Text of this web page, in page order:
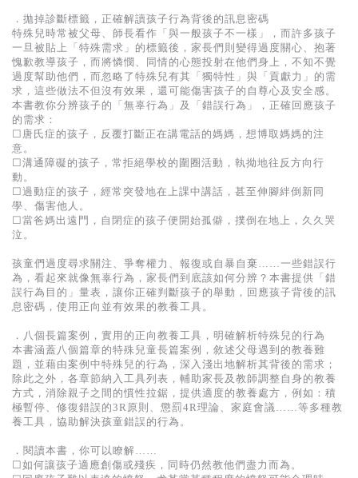
．拋掉診斷標籤，正確解讀孩子行為背後的訊息密碼
特殊兒時常被父母、師長看作「與一般孩子不一樣」，而許多孩子
一旦被貼上「特殊需求」的標籤後，家長們則變得過度關心、抱著
愧歉教導孩子，而將憐憫、同情的心態投射在他們身上，不知不覺
過度幫助他們，而忽略了特殊兒有其「獨特性」與「貢獻力」的需
求，這些做法不但沒有效果，還可能傷害孩子的自尊心及安全感。
本書教你分辨孩子的「無辜行為」及「錯誤行為」，正確回應孩子
的需求：
☐唐氏症的孩子，反覆打斷正在講電話的媽媽，想博取媽媽的注
意。
☐溝通障礙的孩子，常拒絕學校的圍圈活動，執拗地往反方向行
動。
☐過動症的孩子，經常突發地在上課中講話，甚至伸腳絆倒新同
學、傷害他人。
☐當爸媽出遠門，自閉症的孩子便開始孤僻，撲倒在地上，久久哭
泣。
孩童們過度尋求關注、爭奪權力、報復或自暴自棄……一些錯誤行
為，看起來就像無辜行為，家長們到底該如何分辨？本書提供「錯
誤行為目的」量表，讓你正確判斷孩子的舉動，回應孩子背後的訊
息密碼，使用正向並有效果的教養工具。
．八個長篇案例，實用的正向教養工具，明確解析特殊兒的行為
本書涵蓋八個篇章的特殊兒童長篇案例，敘述父母遇到的教養難
題，並藉由案例中特殊兒的行為，深入淺出地解析其背後的需求；
除此之外，各章節納入工具列表，輔助家長及教師調整自身的教養
方式，消除親子之間的慣性拉鋸，提供適度的教養處方，例如：積
極暫停、修復錯誤的3R原則、懲罰4R理論、家庭會議……等多種教
養工具，協助解決孩童錯誤的行為。
．閱讀本書，你可以瞭解……
☐如何讓孩子適應創傷或殘疾，同時仍然教他們盡力而為。